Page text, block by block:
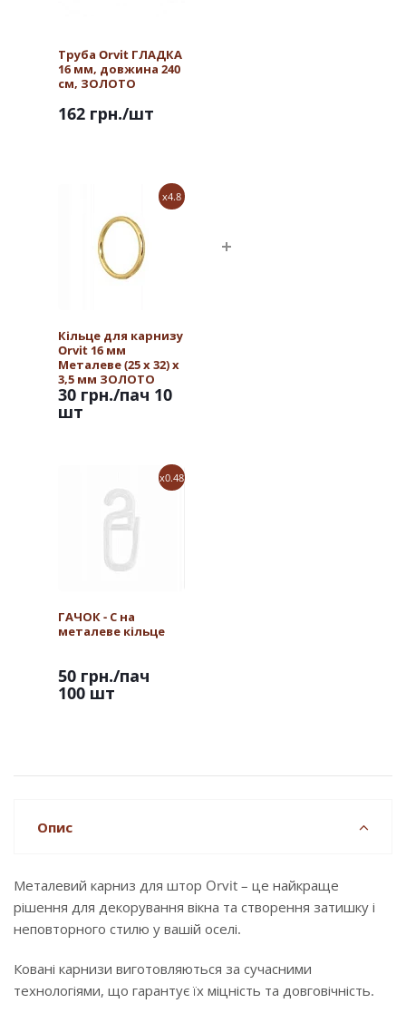
Труба Orvit ГЛАДКА
16 мм, довжина 240
см, ЗОЛОТО
162 грн./шт
x4.8
Кільце для карнизу
Orvit 16 мм
Металеве (25 х 32) х
3,5 мм ЗОЛОТО
30 грн./пач 10
шт
x0.48
ГАЧОК - С на
металеве кільце
50 грн./пач
100 шт
Опис
Металевий карниз для штор Orvit – це найкраще
рішення для декорування вікна та створення затишку і
неповторного стилю у вашій оселі.
Ковані карнизи виготовляються за сучасними
технологіями, що гарантує їх міцність та довговічність.